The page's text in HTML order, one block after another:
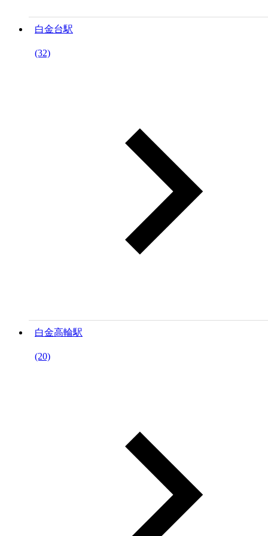
白金台駅
(32)
白金高輪駅
(20)